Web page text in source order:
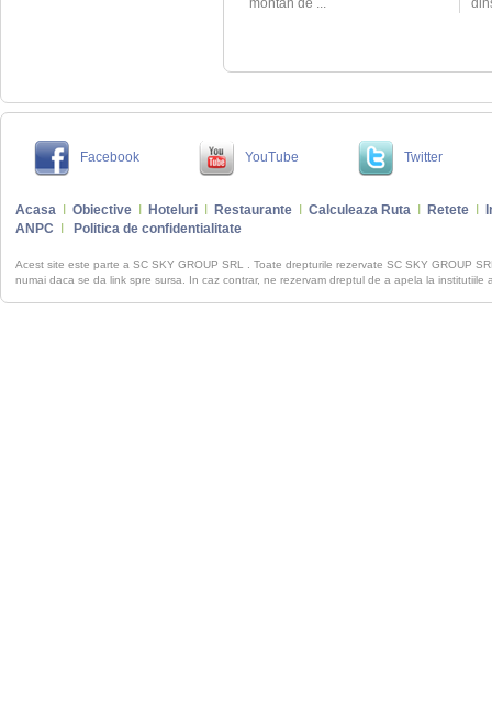
montan de ...
Facebook YouTube Twitter
Acasa Obiective Hoteluri Restaurante Calculeaza Ruta Retete
ANPC
Politica de confidentialitate
Acest site este parte a SC SKY GROUP SRL . Toate drepturile rezervate SC SKY GROUP
numai daca se da link spre sursa. In caz contrar, ne rezervam dreptul de a apela la institutiile